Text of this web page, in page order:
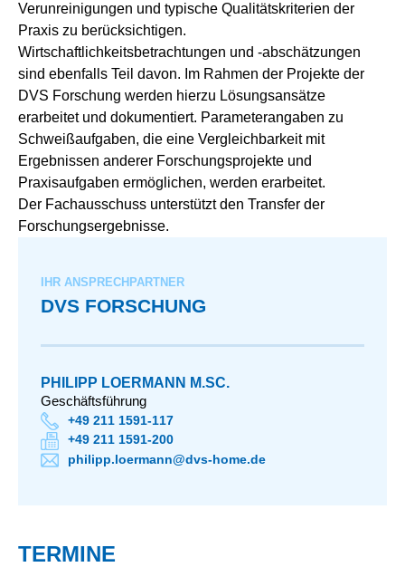
Verunreinigungen und typische Qualitätskriterien der
Praxis zu berücksichtigen.
Wirtschaftlichkeitsbetrachtungen und -abschätzungen
sind ebenfalls Teil davon. Im Rahmen der Projekte der
DVS Forschung werden hierzu Lösungsansätze
erarbeitet und dokumentiert. Parameterangaben zu
Schweißaufgaben, die eine Vergleichbarkeit mit
Ergebnissen anderer Forschungsprojekte und
Praxisaufgaben ermöglichen, werden erarbeitet.
Der Fachausschuss unterstützt den Transfer der
Forschungsergebnisse.
IHR ANSPRECHPARTNER
DVS FORSCHUNG
PHILIPP LOERMANN M.SC.
Geschäftsführung
+49 211 1591-117
+49 211 1591-200
philipp.loermann@dvs-home.de
TERMINE